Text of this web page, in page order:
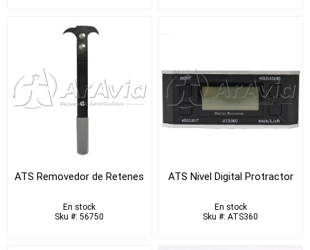
ATS Removedor de Retenes
En stock
Sku #: 56750
ATS Nivel Digital Protractor
En stock
Sku #: ATS360